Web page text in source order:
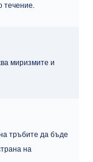
течение.
миризмите и
тръбите да бъде
на